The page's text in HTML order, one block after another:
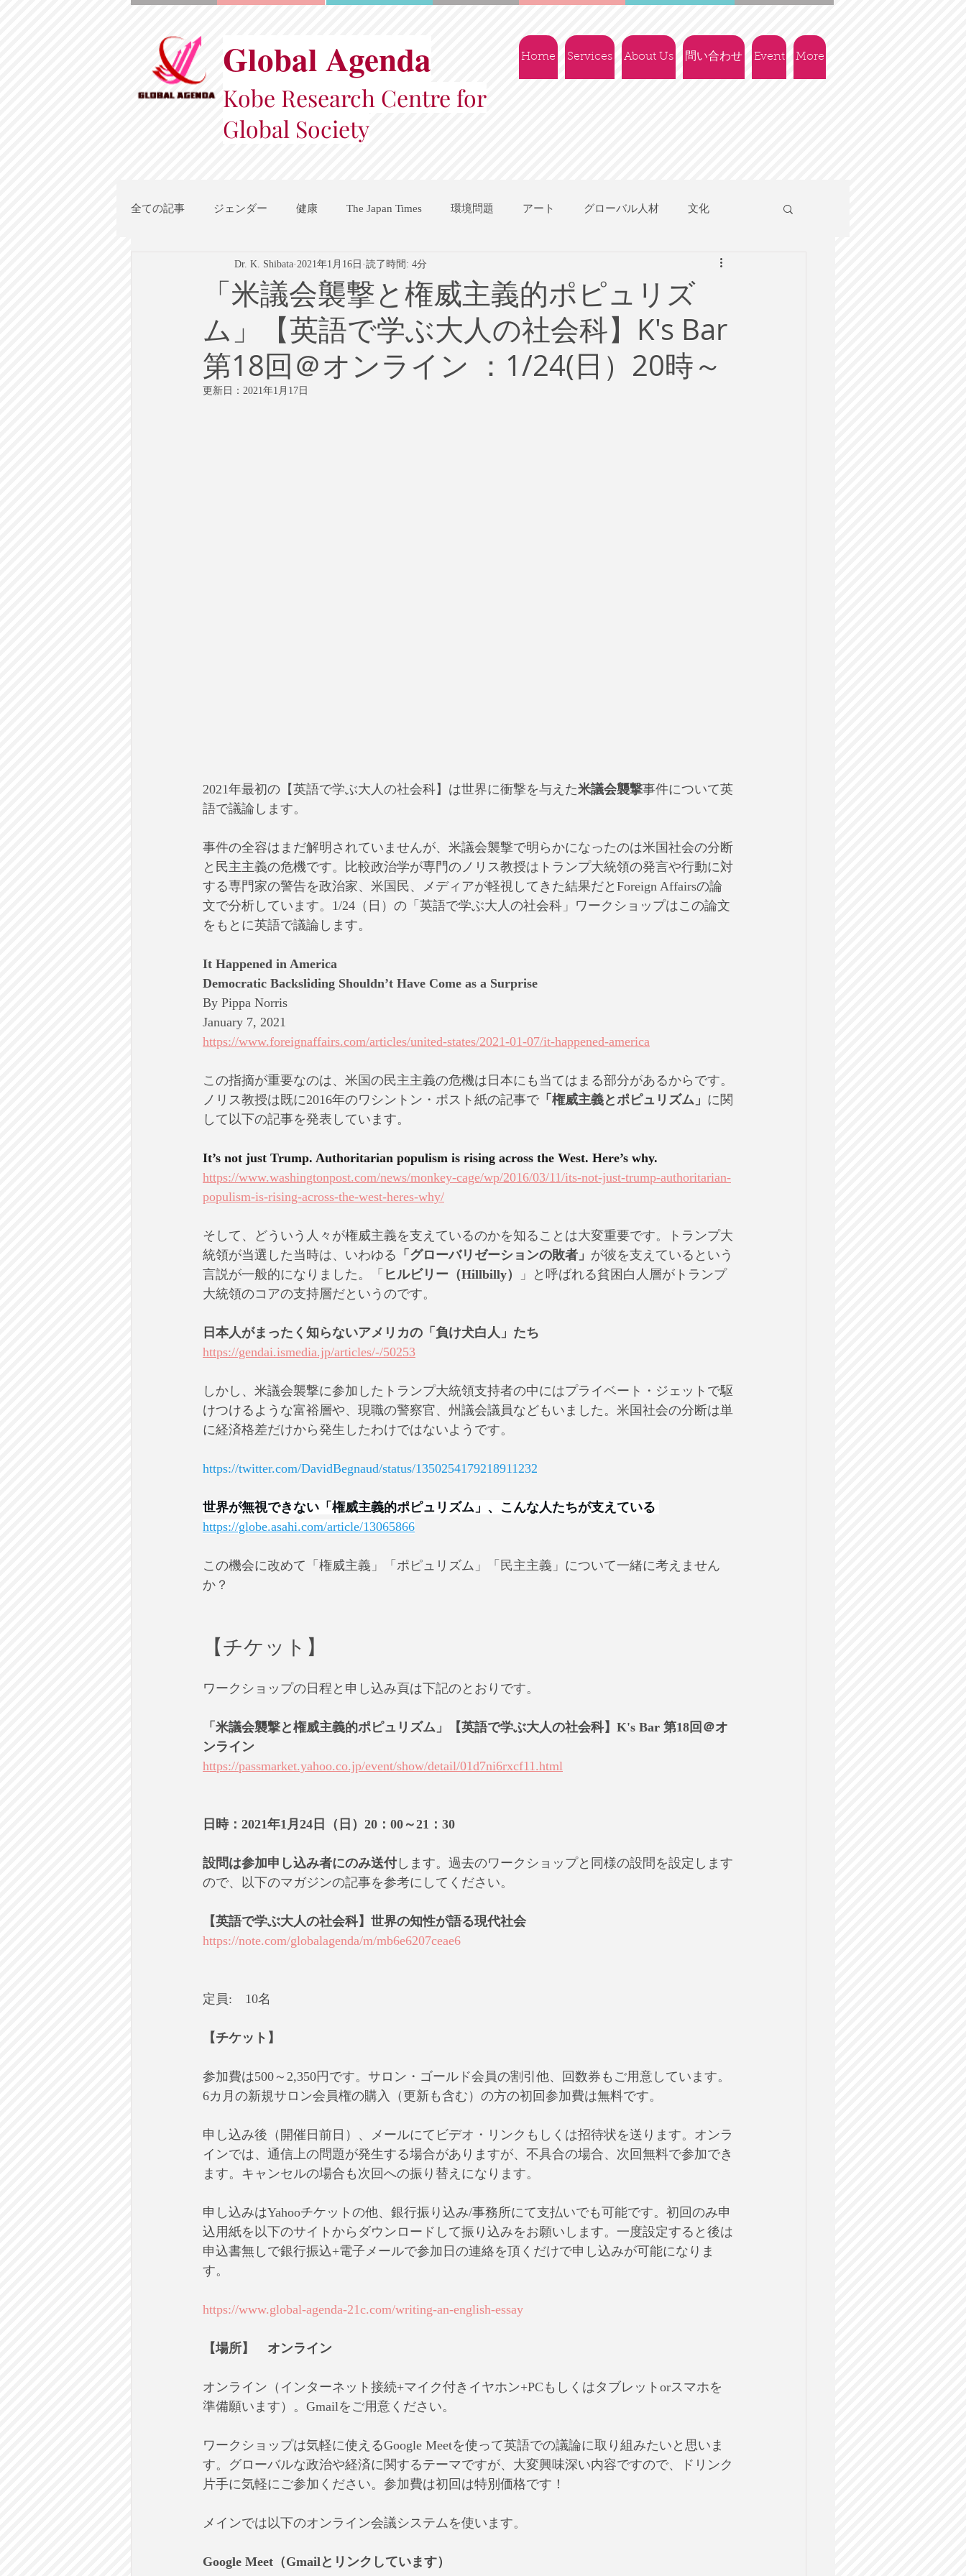
Global Agenda
Kobe Research Centre for
Global Society
Home Services About Us 問い合わせ Event More
全ての記事 ジェンダー 健康 The Japan Times 環境問題 アート グローバル人材 文化
地域都市政策 国際機関 地域振興 社会政策
テクノロジー 政治 ビジネス リスク ブランド 新型コロナウイルス
英語で学ぶ大人の社会科 ライティング Global News ソーシャル・メディア
「米議会襲撃と権威主義的ポピュリズ
ム」【英語で学ぶ大人の社会科】K's Bar
第18回＠オンライン ：1/24(日）20時～
Dr. K. Shibata 2021年1月16日 読了時間: 4分
更新日： 2021年1月17日
2021年最初の【英語で学ぶ大人の社会科】は世界に衝撃を与えた米議会襲撃事件について英
語で議論します。
事件の全容はまだ解明されていませんが、米議会襲撃で明らかになったのは米国社会の分断
と民主主義の危機です。比較政治学が専門のノリス教授はトランプ大統領の発言や行動に対
する専門家の警告を政治家、米国民、メディアが軽視してきた結果だとForeign Affairsの論
文で分析しています。1/24（日）の「英語で学ぶ大人の社会科」ワークショップはこの論文
をもとに英語で議論します。
It Happened in America
Democratic Backsliding Shouldn’t Have Come as a Surprise
By Pippa Norris
January 7, 2021
https://www.foreignaffairs.com/articles/united-states/2021-01-07/it-happened-america
この指摘が重要なのは、米国の民主主義の危機は日本にも当てはまる部分があるからです。
ノリス教授は既に2016年のワシントン・ポスト紙の記事で「権威主義とポピュリズム」 に関
して以下の記事を発表しています。
It’s not just Trump. Authoritarian populism is rising across the West. Here’s why.
https://www.washingtonpost.com/news/monkey-cage/wp/2016/03/11/its-not-just-trump-authoritarian-
populism-is-rising-across-the-west-heres-why/
そして、どういう人々が権威主義を支えているのかを知ることは大変重要です。トランプ大
統領が当選した当時は、いわゆる 「グローバリゼーションの敗者」 が彼を支えているという
言説が一般的になりました。「 ヒルビリー（Hillbilly）
」と呼ばれる貧困白人層がトランプ
大統領のコアの支持層だというのです。
日本人がまったく知らないアメリカの「負け犬白人」たち
https://gendai.ismedia.jp/articles/-/50253
しかし、米議会襲撃に参加したトランプ大統領支持者の中にはプライベート・ジェットで駆
けつけるような富裕層や、現職の警察官、州議会議員などもいました。米国社会の分断は単
に経済格差だけから発生したわけではないようです。
https://twitter.com/DavidBegnaud/status/1350254179218911232
世界が無視できない「権威主義的ポピュリズム」、こんな人たちが支えている
https://globe.asahi.com/article/13065866
この機会に改めて「権威主義」「ポピュリズム」「民主主義」について一緒に考えません
か？
【チケット】
ワークショップの日程と申し込み頁は下記のとおりです。
「米議会襲撃と権威主義的ポピュリズム」【英語で学ぶ大人の社会科】K's Bar 第18回＠オ
ンライン
https://passmarket.yahoo.co.jp/event/show/detail/01d7ni6rxcf11.html
日時：2021年1月24日（日）20：00～21：30
設問は参加申し込み者にのみ送付します。過去のワークショップと同様の設問を設定します
ので、以下のマガジンの記事を参考にしてください。
【英語で学ぶ大人の社会科】世界の知性が語る現代社会
https://note.com/globalagenda/m/mb6e6207ceae6
定員:　10名
【チケット】
参加費は500～2,350円です。サロン・ゴールド会員の割引他、回数券もご用意しています。
6カ月の新規サロン会員権の購入（更新も含む）の方の初回参加費は無料です。
申し込み後（開催日前日）、メールにてビデオ・リンクもしくは招待状を送ります。オンラ
インでは、通信上の問題が発生する場合がありますが、不具合の場合、次回無料で参加でき
ます。キャンセルの場合も次回への振り替えになります。
申し込みはYahooチケットの他、銀行振り込み/事務所にて支払いでも可能です。初回のみ申
込用紙を以下のサイトからダウンロードして振り込みをお願いします。一度設定すると後は
申込書無しで銀行振込+電子メールで参加日の連絡を頂くだけで申し込みが可能になりま
す。
https://www.global-agenda-21c.com/writing-an-english-essay
【場所】　オンライン
オンライン（インターネット接続+マイク付きイヤホン+PCもしくはタブレットorスマホを
準備願います）。Gmailをご用意ください。
ワークショップは気軽に使えるGoogle Meetを使って英語での議論に取り組みたいと思いま
す。グローバルな政治や経済に関するテーマですが、大変興味深い内容ですので、ドリンク
片手に気軽にご参加ください。参加費は初回は特別価格です！
メインでは以下のオンライン会議システムを使います。
Google Meet（Gmailとリンクしています）